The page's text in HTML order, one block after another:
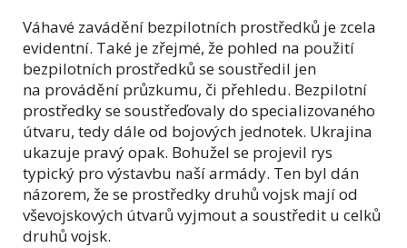
Váhavé zavádění bezpilotních prostředků je zcela
evidentní. Také je zřejmé, že pohled na použití
bezpilotních prostředků se soustředil jen
na provádění průzkumu, či přehledu. Bezpilotní
prostředky se soustřeďovaly do specializovaného
útvaru, tedy dále od bojových jednotek. Ukrajina
ukazuje pravý opak. Bohužel se projevil rys
typický pro výstavbu naší armády. Ten byl dán
názorem, že se prostředky druhů vojsk mají od
vševojskových útvarů vyjmout a soustředit u celků
druhů vojsk.